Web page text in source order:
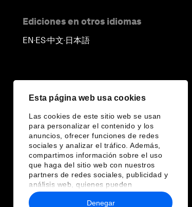
Esta página web usa cookies
Las cookies de este sitio web se usan
para personalizar el contenido y los
anuncios, ofrecer funciones de redes
sociales y analizar el tráfico. Además,
compartimos información sobre el uso
que haga del sitio web con nuestros
partners de redes sociales, publicidad y
análisis web, quienes pueden
combinarla con otra información que les
haya proporcionado o que hayan
Denegar
Ediciones en otros idiomas
EN▪ES▪中文▪ 日本語